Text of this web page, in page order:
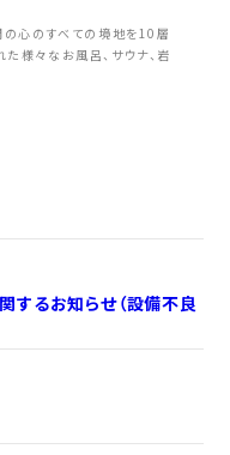
の心のすべての境地を10層
様々なお風呂、サウナ、岩
するお知らせ（設備不良